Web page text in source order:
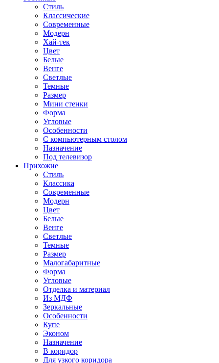
Стиль
Классические
Современные
Модерн
Хай-тек
Цвет
Белые
Венге
Светлые
Темные
Размер
Мини стенки
Форма
Угловые
Особенности
С компьютерным столом
Назначение
Под телевизор
Прихожие
Стиль
Классика
Современные
Модерн
Цвет
Белые
Венге
Светлые
Темные
Размер
Малогабаритные
Форма
Угловые
Отделка и материал
Из МДФ
Зеркальные
Особенности
Купе
Эконом
Назначение
В коридор
Для узкого коридора